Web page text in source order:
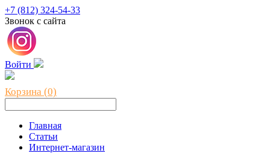
+7 (812) 324-54-33
Звонок с сайта
Войти
Корзина (0)
Главная
Статьи
Интернет-магазин